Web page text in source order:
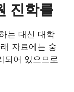
진학률
는 대신 대학
자료에는 숭
되어 있으므로